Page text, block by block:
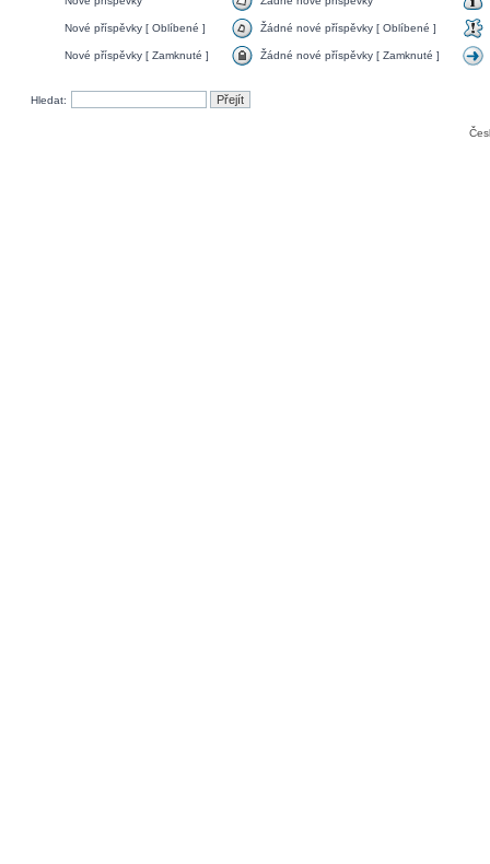
Nové příspěvky [ Oblíbené ] Žádné nové příspěvky [ Oblíbené ]
Nové příspěvky [ Zamknuté ] Žádné nové příspěvky [ Zamknuté ]
Hledat: